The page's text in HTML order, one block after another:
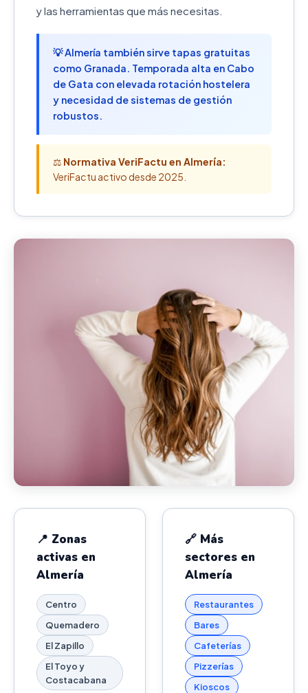
y las herramientas que más necesitas.
💡 Almería también sirve tapas gratuitas
como Granada. Temporada alta en Cabo
de Gata con elevada rotación hostelera
y necesidad de sistemas de gestión
robustos.
⚖️ Normativa VeriFactu en Almería:
VeriFactu activo desde 2025.
📍 Zonas
activas en
Almería
Centro
Quemadero
El Zapillo
El Toyo y
Costacabana
🔗 Más
sectores en
Almería
Restaurantes
Bares
Cafeterías
Pizzerías
Kioscos